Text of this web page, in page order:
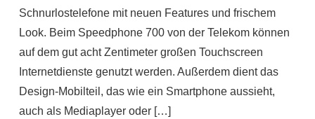
Schnurlostelefone mit neuen Features und frischem
Look. Beim Speedphone 700 von der Telekom können
auf dem gut acht Zentimeter großen Touchscreen
Internetdienste genutzt werden. Außerdem dient das
Design-Mobilteil, das wie ein Smartphone aussieht,
auch als Mediaplayer oder […]